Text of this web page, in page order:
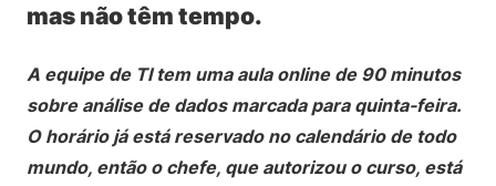
mas não têm tempo.
A equipe de TI tem uma aula online de 90 minutos
sobre análise de dados marcada para quinta-feira.
O horário já está reservado no calendário de todo
mundo, então o chefe, que autorizou o curso, está